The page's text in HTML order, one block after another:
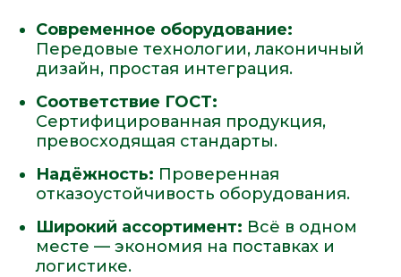
Современное оборудование:
Передовые технологии, лаконичный
дизайн, простая интеграция.
Соответствие ГОСТ:
Сертифицированная продукция,
превосходящая стандарты.
Надёжность: Проверенная
отказоустойчивость оборудования.
Широкий ассортимент: Всё в одном
месте — экономия на поставках и
логистике.